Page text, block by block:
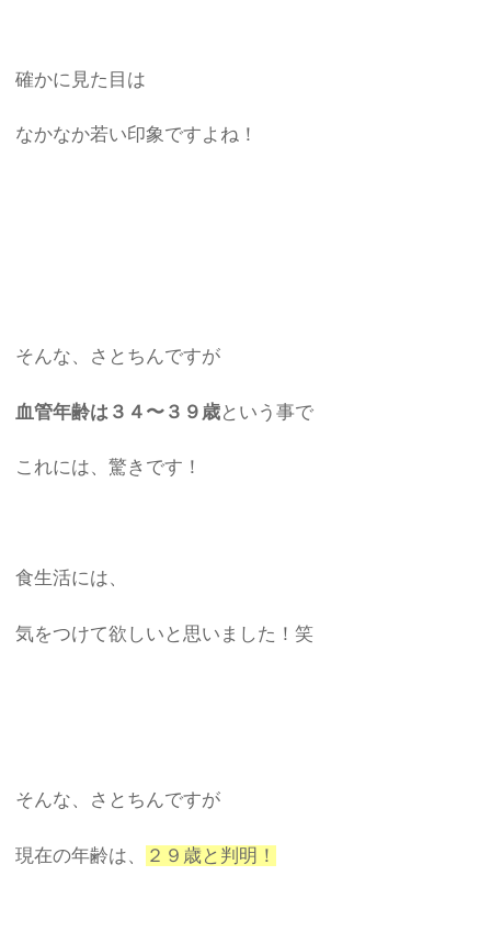
確かに見た目は
なかなか若い印象ですよね！
そんな、さとちんですが
血管年齢は３４〜３９歳という事で
これには、驚きです！
食生活には、
気をつけて欲しいと思いました！笑
そんな、さとちんですが
現在の年齢は、 ２９歳と判明！